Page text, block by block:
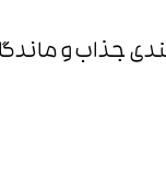
جذاب و